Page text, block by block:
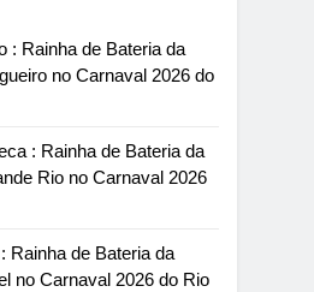
: Rainha de Bateria da
no Carnaval 2026 do
: Rainha de Bateria da
Rio no Carnaval 2026
Rainha de Bateria da
no Carnaval 2026 do Rio